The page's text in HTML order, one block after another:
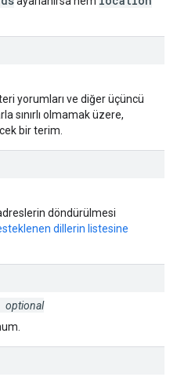
yorumları ve diğer üçüncü
sınırlı olmamak üzere,
bir terim.
döndürülmesi
dillerin listesine
optional